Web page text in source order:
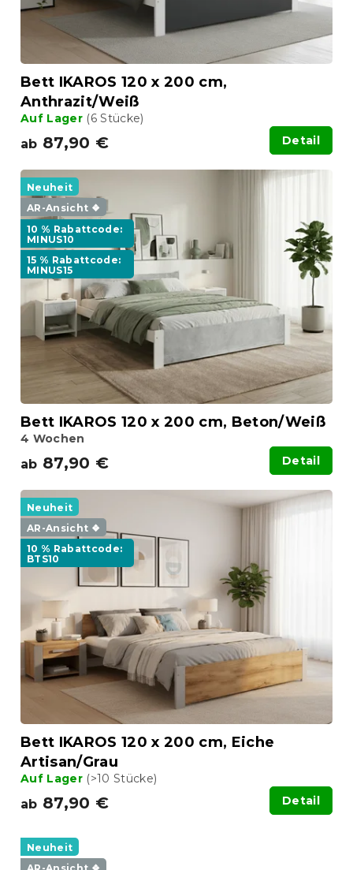
go
k
Bett IKAROS 120 x 200 cm,
Anthrazit/Weiß
Auf Lager (6 Stücke)
ab 87,90 € Detail
Neuheit
AR-Ansicht ❖
10 % Rabattcode:
MINUS10
15 % Rabattcode:
MINUS15
Bett IKAROS 120 x 200 cm, Beton/Weiß
4 Wochen
ab 87,90 € Detail
Neuheit
AR-Ansicht ❖
10 % Rabattcode:
BTS10
Bett IKAROS 120 x 200 cm, Eiche
Artisan/Grau
Auf Lager (>10 Stücke)
ab 87,90 € Detail
Neuheit